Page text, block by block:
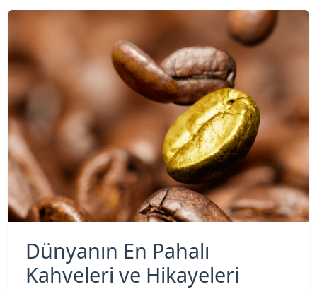
Dünyanın En Pahalı
Kahveleri ve Hikayeleri